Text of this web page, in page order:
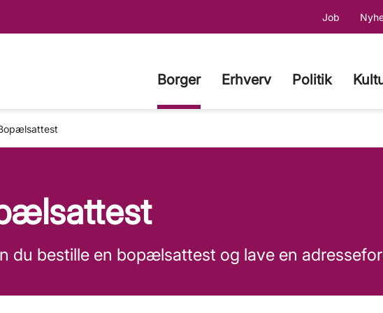
Job
Borger Erhverv Politik
du bestille en bopælsattest og lave en